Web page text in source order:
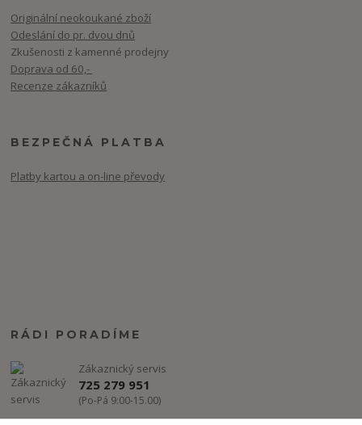
Originální neokoukané zboží
Odeslání do pr. dvou dnů
Zkušenosti z kamenné prodejny
Doprava od 60,-
Recenze zákazníků
BEZPEČNÁ PLATBA
Platby kartou a on-line převody
RÁDI PORADÍME
Zákaznický servis
725 279 951
(Po-Pá 9:00-15.00)